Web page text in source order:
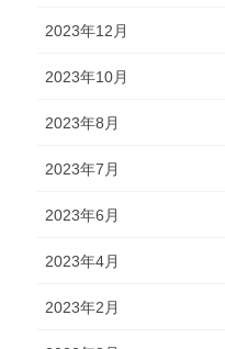
2023年12月
2023年10月
2023年8月
2023年7月
2023年6月
2023年4月
2023年2月